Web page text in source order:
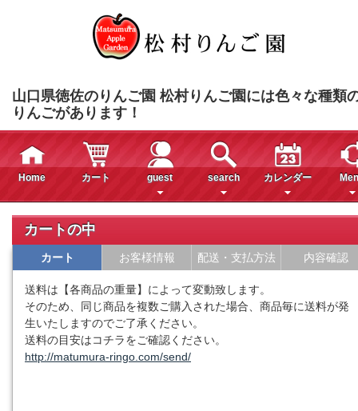
山口県徳佐のりんご園 松村りんご園には色々な種類
りんごがあります！
Home カート guest search カレンダー
カートの中
カート お客様情報 配送・支払方法 内容確認
送料は【各商品の重量】によって変動致します。
そのため、同じ商品を複数ご購入された場合、商品毎に送料が発
生いたしますのでご了承ください。
送料の目安はコチラをご確認ください。
http://matumura-ringo.com/send/